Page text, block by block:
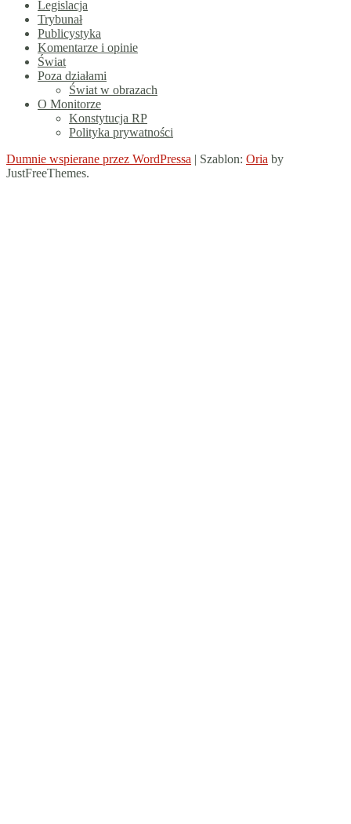
Legislacja
Trybunał
Publicystyka
Komentarze i opinie
Świat
Poza działami
Świat w obrazach
O Monitorze
Konstytucja RP
Polityka prywatności
Dumnie wspierane przez WordPressa | Szablon: Oria by
JustFreeThemes.